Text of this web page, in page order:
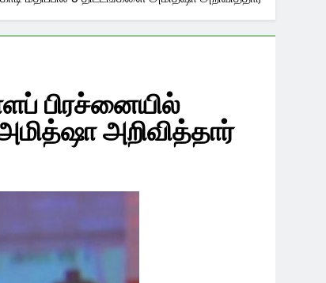
பிரச்னையில்
அறிவித்தார்